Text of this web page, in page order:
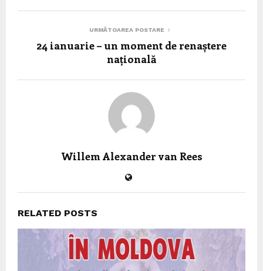
URMĂTOAREA POSTARE
24 ianuarie – un moment de renaștere
națională
Willem Alexander van Rees
RELATED POSTS